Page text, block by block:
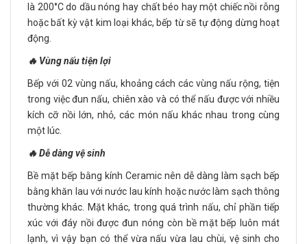
là 200°C do dầu nóng hay chất béo hay một chiếc nồi rỗng
hoặc bất kỳ vật kim loại khác, bếp từ sẽ tự động dừng hoạt
động.
🔥 Vùng nấu tiện lợi
Bếp với 02 vùng nấu, khoảng cách các vùng nấu rộng, tiện
trong việc đun nấu, chiên xào và có thể nấu được với nhiều
kích cỡ nồi lớn, nhỏ, các món nấu khác nhau trong cùng
một lúc.
🔥 Dễ dàng vệ sinh
Bề mặt bếp bằng kính Ceramic nên dễ dàng làm sạch bếp
bằng khăn lau với nước lau kính hoặc nước làm sạch thông
thường khác. Mặt khác, trong quá trình nấu, chỉ phần tiếp
xúc với đáy nồi được đun nóng còn bề mặt bếp luôn mát
lạnh, vì vậy bạn có thể vừa nấu vừa lau chùi, vệ sinh cho